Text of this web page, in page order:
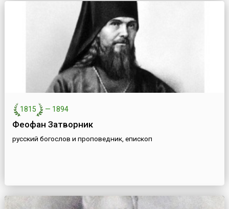
1815 — 1894
Феофан Затворник
русский богослов и проповедник, епископ